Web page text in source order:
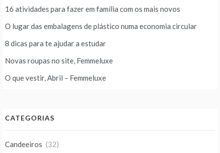
16 atividades para fazer em família com os mais novos
O lugar das embalagens de plástico numa economia circular
8 dicas para te ajudar a estudar
Novas roupas no site, Femmeluxe
O que vestir, Abril – Femmeluxe
CATEGORIAS
Candeeiros (32)